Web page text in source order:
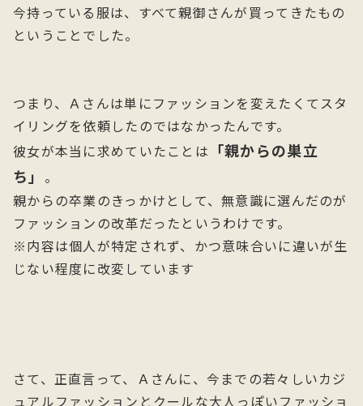
今持っている服は、すべて親御さんが買ってきたもの
ということでした。
つまり、Ａさんは単にファッションを変えたくてスタ
イリングを依頼したのではなかったんです。
彼女が本当に求めていたことは 「親からの巣立
ち」 。
親からの卒業のきっかけとして、無意識に選んだのが
ファッションの改革だったというわけです。
※内容は個人が特定されず、かつ意味合いに違いが生
じない程度に改変しています
さて、正直言って、Ａさんに、今までの若々しいカジ
ュアルファッションとクールな大人っぽいファッショ